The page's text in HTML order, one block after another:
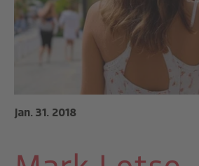
Jan. 31. 2018